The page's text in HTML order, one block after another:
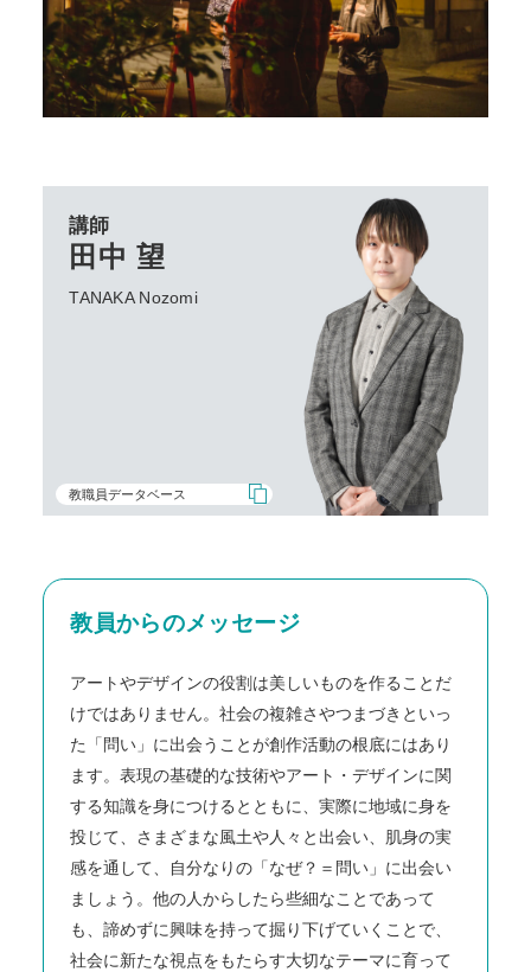
講師
田中 望
TANAKA Nozomi
教職員データベース
教員からのメッセージ
アートやデザインの役割は美しいものを作ることだ
けではありません。社会の複雑さやつまづきといっ
た「問い」に出会うことが創作活動の根底にはあり
ます。表現の基礎的な技術やアート・デザインに関
する知識を身につけるとともに、実際に地域に身を
投じて、さまざまな風土や人々と出会い、肌身の実
感を通して、自分なりの「なぜ？＝問い」に出会い
ましょう。他の人からしたら些細なことであって
も、諦めずに興味を持って掘り下げていくことで、
社会に新たな視点をもたらす大切なテーマに育って